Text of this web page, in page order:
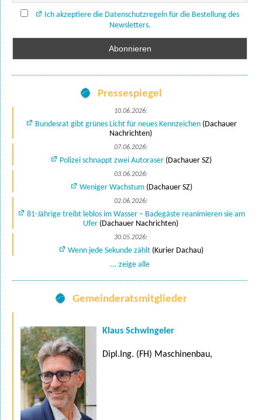
Ich akzeptiere die Datenschutzregeln für die Bestellung des
Newsletters.
Pressespiegel
10.06.2026:
Bundesrat gibt grünes Licht für neues Kennzeichen(Dachauer
Nachrichten)
07.06.2026:
Polizei schnappt zwei Autoraser (Dachauer SZ)
03.06.2026:
Weniger Wachstum(Dachauer SZ)
02.06.2026:
81-Jährige treibt leblos im Wasser – Badegäste reanimieren sie am
Ufer(Dachauer Nachrichten)
30.05.2026:
Wenn jede Sekunde zählt (Kurier Dachau)
... zeige alle
Gemeinderatsmitglieder
Klaus Schwingeler
Dipl.Ing. (FH) Maschinenbau,